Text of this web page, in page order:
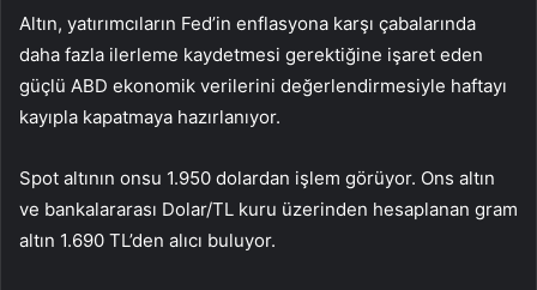
Altın, yatırımcıların Fed’in enflasyona karşı çabalarında
daha fazla ilerleme kaydetmesi gerektiğine işaret eden
güçlü ABD ekonomik verilerini değerlendirmesiyle haftayı
kayıpla kapatmaya hazırlanıyor.
Spot altının onsu 1.950 dolardan işlem görüyor. Ons altın
ve bankalararası Dolar/TL kuru üzerinden hesaplanan gram
altın 1.690 TL’den alıcı buluyor.